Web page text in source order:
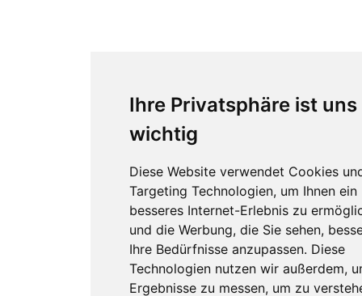
Ihre Privatsphäre ist uns
wichtig
Diese Website verwendet Cookies
Targeting Technologien, um Ihnen ein
besseres Internet-Erlebnis zu
und die Werbung, die Sie sehen,
Ihre Bedürfnisse anzupassen. Diese
Technologien nutzen wir außerdem,
Ergebnisse zu messen, um zu